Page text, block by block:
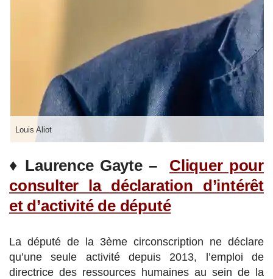
Louis Aliot
♦ Laurence Gayte –
Cliquer pour
consulter la déclaration d’intérêt
et d’activité de député
La député de la 3ème circonscription ne déclare
qu’une seule activité depuis 2013, l’emploi de
directrice des ressources humaines au sein de la